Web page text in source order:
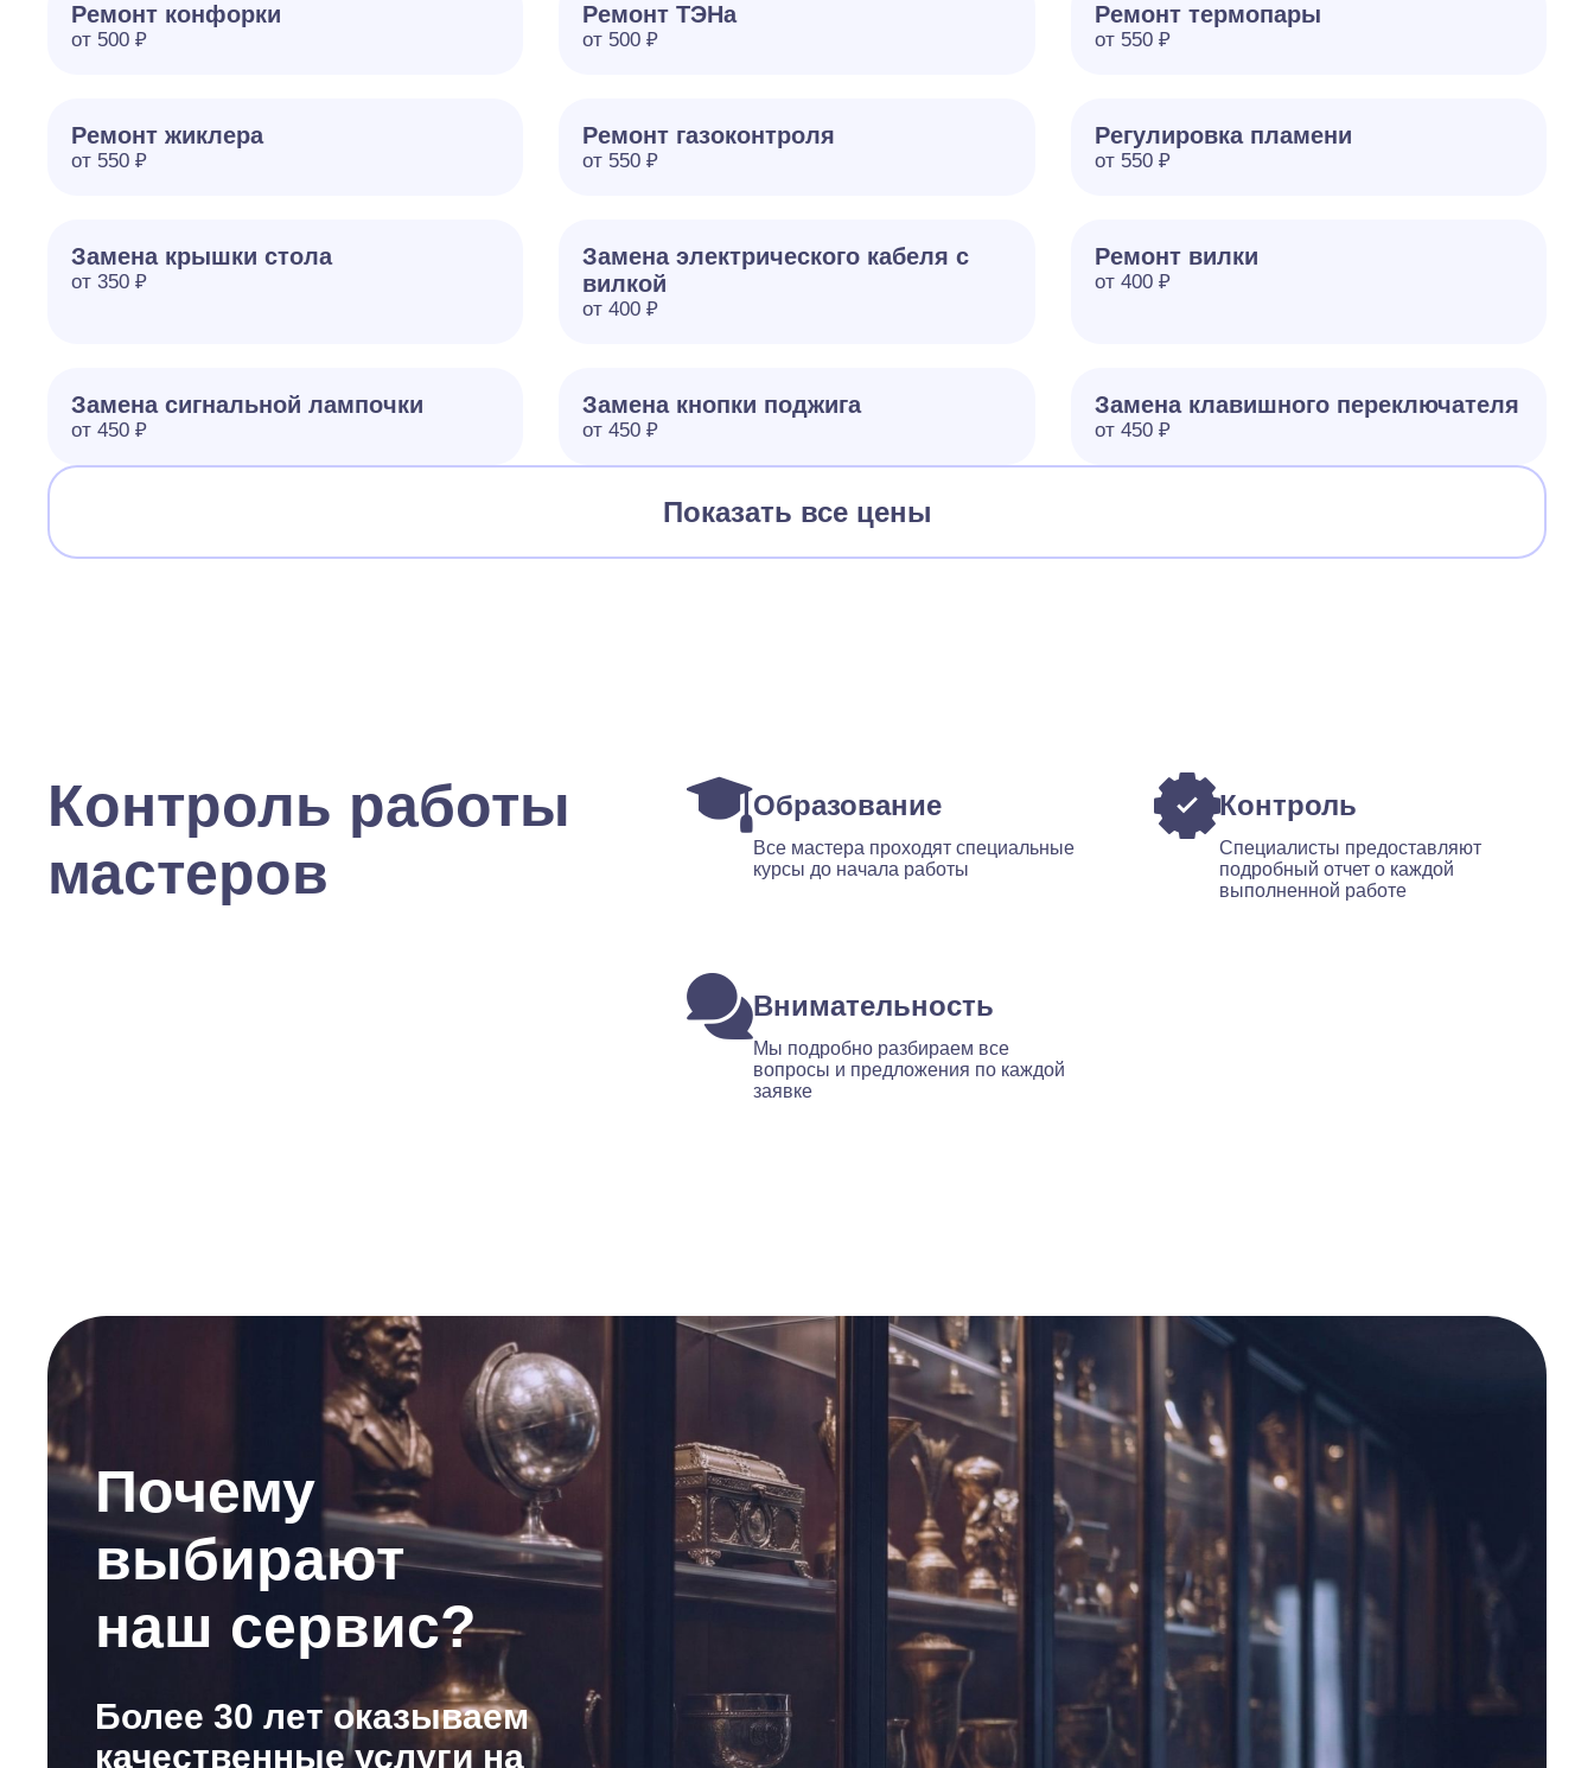
Ремонт конфорки
от 500 ₽
Ремонт ТЭНа
от 500 ₽
Ремонт термопары
от 550 ₽
Ремонт жиклера
от 550 ₽
Ремонт газоконтроля
от 550 ₽
Регулировка пламени
от 550 ₽
Замена крышки стола
от 350 ₽
Замена электрического кабеля с
вилкой
от 400 ₽
Ремонт вилки
от 400 ₽
Замена сигнальной лампочки
от 450 ₽
Замена кнопки поджига
от 450 ₽
Замена клавишного переключателя
от 450 ₽
Показать все цены
Контроль работы
мастеров
Образование
Все мастера проходят специальные
курсы до начала работы
Контроль
Специалисты предоставляют
подробный отчет о каждой
выполненной работе
Внимательность
Мы подробно разбираем все
вопросы и предложения по каждой
заявке
Почему
выбирают
наш сервис?
Более 30 лет оказываем
качественные услуги на